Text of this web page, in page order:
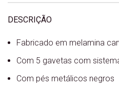
DESCRIÇÃO
Fabricado em melamina
Com 5 gavetas com
Com pés metálicos negros